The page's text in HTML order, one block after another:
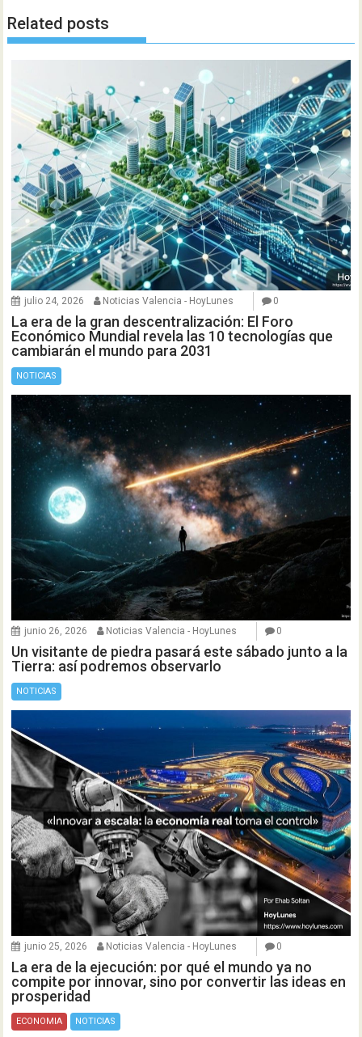
Related posts
julio 24, 2026 Noticias Valencia - HoyLunes 0
La era de la gran descentralización: El Foro
Económico Mundial revela las 10 tecnologías que
cambiarán el mundo para 2031
NOTICIAS
junio 26, 2026 Noticias Valencia - HoyLunes 0
Un visitante de piedra pasará este sábado junto a la
Tierra: así podremos observarlo
NOTICIAS
junio 25, 2026 Noticias Valencia - HoyLunes 0
La era de la ejecución: por qué el mundo ya no
compite por innovar, sino por convertir las ideas en
prosperidad
ECONOMIA NOTICIAS